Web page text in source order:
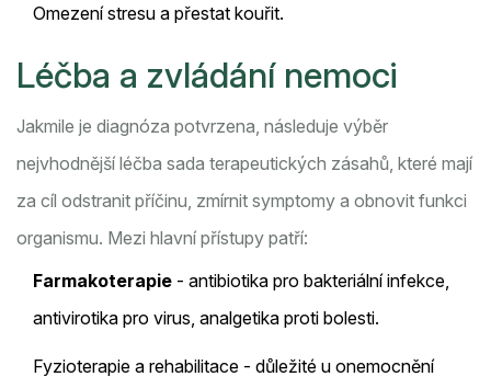
Omezení stresu a přestat kouřit.
Léčba a zvládání nemoci
Jakmile je diagnóza potvrzena, následuje výběr
nejvhodnější léčba sada terapeutických zásahů, které mají
za cíl odstranit příčinu, zmírnit symptomy a obnovit funkci
organismu. Mezi hlavní přístupy patří:
Farmakoterapie - antibiotika pro bakteriální infekce,
antivirotika pro virus, analgetika proti bolesti.
Fyzioterapie a rehabilitace - důležité u onemocnění